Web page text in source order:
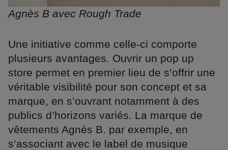
Agnès B avec Rough Trade
Une initiative comme celle-ci comporte
plusieurs avantages. Ouvrir un pop up
store permet en premier lieu de s’offrir une
véritable visibilité pour son concept et sa
marque, en s’ouvrant notamment à des
publics d’horizons variés. La marque de
vêtements Agnès B. par exemple, en
s’associant avec le label de musique